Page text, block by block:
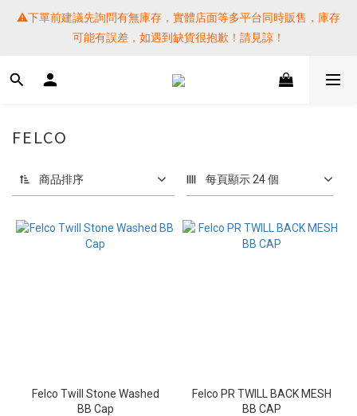
⚠️下單前建議先詢問有無庫存，實體店面等多平台同時販售，庫存
可能有誤差，如遇到缺貨很抱歉！請見諒！
⚠️下單前建議先詢問有無庫存，實體店面等多平台同時販售，庫存
可能有誤差，如遇到缺貨很抱歉！請見諒！
SF EXPRESS WORLD SHIPPING
⚠️下單前建議先詢問有無庫存，實體店面等多平台同時販售，庫存
FELCO
商品排序 每頁顯示 24 個
Felco Twill Stone Washed
BB Cap
Felco PR TWILL BACK MESH
BB CAP